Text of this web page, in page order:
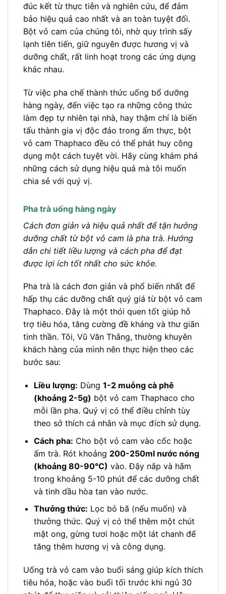
đúc kết từ thực tiễn và nghiên cứu, để đảm
bảo hiệu quả cao nhất và an toàn tuyệt đối.
Bột vỏ cam của chúng tôi, nhờ quy trình sấy
lạnh tiên tiến, giữ nguyên được hương vị và
dưỡng chất, rất linh hoạt trong các ứng dụng
khác nhau.
Từ việc pha chế thành thức uống bổ dưỡng
hàng ngày, đến việc tạo ra những công thức
làm đẹp tự nhiên tại nhà, hay thậm chí là biến
tấu thành gia vị độc đáo trong ẩm thực, bột
vỏ cam Thaphaco đều có thể phát huy công
dụng một cách tuyệt vời. Hãy cùng khám phá
những cách sử dụng hiệu quả mà tôi muốn
chia sẻ với quý vị.
Pha trà uống hàng ngày
Cách đơn giản và hiệu quả nhất để tận hưởng
dưỡng chất từ bột vỏ cam là pha trà. Hướng
dẫn chi tiết liều lượng và cách pha để đạt
được lợi ích tốt nhất cho sức khỏe.
Pha trà là cách đơn giản và phổ biến nhất để
hấp thụ các dưỡng chất quý giá từ bột vỏ cam
Thaphaco. Đây là một thói quen tốt giúp hỗ
trợ tiêu hóa, tăng cường đề kháng và thư giãn
tinh thần. Tôi, Vũ Văn Thắng, thường khuyên
khách hàng của mình nên thực hiện theo các
bước sau:
Liều lượng: Dùng 1-2 muỗng cà phê
(khoảng 2-5g) bột vỏ cam Thaphaco cho
mỗi lần pha. Quý vị có thể điều chỉnh tùy
theo sở thích cá nhân và mục đích sử dụng.
Cách pha: Cho bột vỏ cam vào cốc hoặc
ấm trà. Rót khoảng 200-250ml nước nóng
(khoảng 80-90°C) vào. Đậy nắp và hãm
trong khoảng 5-10 phút để các dưỡng chất
và tinh dầu hòa tan vào nước.
Thưởng thức: Lọc bỏ bã (nếu muốn) và
thưởng thức. Quý vị có thể thêm một chút
mật ong, gừng tươi hoặc một lát chanh để
tăng thêm hương vị và công dụng.
Uống trà vỏ cam vào buổi sáng giúp kích thích
tiêu hóa, hoặc vào buổi tối trước khi ngủ 30